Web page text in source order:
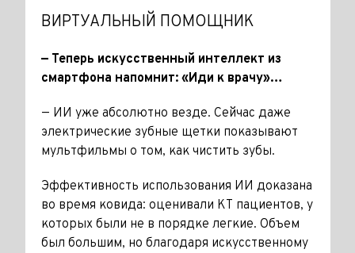
ВИРТУАЛЬНЫЙ ПОМОЩНИК
— Теперь искусственный интел­лект из
смартфона напомнит: «Иди к врачу»…
— ИИ уже абсолютно везде. Сейчас даже
электрические зубные щетки показывают
мультфильмы о том, как чистить зубы.
Эффективность использования ИИ доказана
во время ковида: оцени­вали КТ пациентов, у
которых были не в порядке легкие. Объем
был большим, но благодаря искусствен­ному